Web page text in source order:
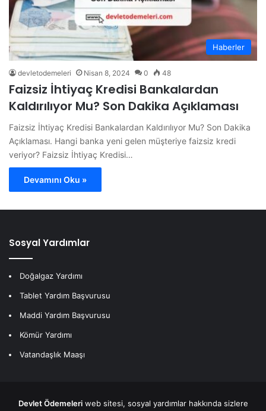
Haberler
devletodemeleri Nisan 8, 2024 0 48
Faizsiz İhtiyaç Kredisi Bankalardan
Kaldırılıyor Mu? Son Dakika Açıklaması
Faizsiz İhtiyaç Kredisi Bankalardan Kaldırılıyor Mu? Son Dakika
Açıklaması. Hangi banka yeni gelen müşteriye faizsiz kredi
veriyor? Faizsiz İhtiyaç Kredisi…
Devamını Oku »
Sosyal Yardımlar
Doğalgaz Yardımı
Tablet Yardım Başvurusu
Maddi Yardım Başvurusu
Kömür Yardımı
Vatandaşlık Maaşı
Devlet Ödemeleriweb sitesi, sosyal yardımlar hakkında sizlere